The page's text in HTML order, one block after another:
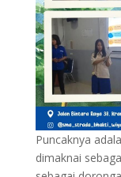
Puncaknya
dimaknai